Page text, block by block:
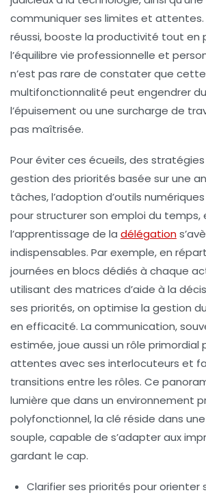
communiquer ses limites et attentes.
réussi, booste la productivité tout en
l’équilibre vie professionnelle et
n’est pas rare de constater que cette
multifonctionnalité peut engendrer
l’épuisement ou une surcharge de
pas maîtrisée.
Pour éviter ces écueils, des
gestion des priorités basée sur une
tâches, l’adoption d’outils
pour structurer son emploi du temps,
l’apprentissage de la délégation
indispensables. Par exemple, en
journées en blocs dédiés à chaque
utilisant des matrices d’aide à la
ses priorités, on optimise la gestion
en efficacité. La communication,
estimée, joue aussi un rôle primordial
attentes avec ses interlocuteurs et
transitions entre les rôles. Ce
lumière que dans un environnement
polyfonctionnel, la clé réside dans
souple, capable de s’adapter aux
gardant le cap.
Clarifier ses priorités pour orienter